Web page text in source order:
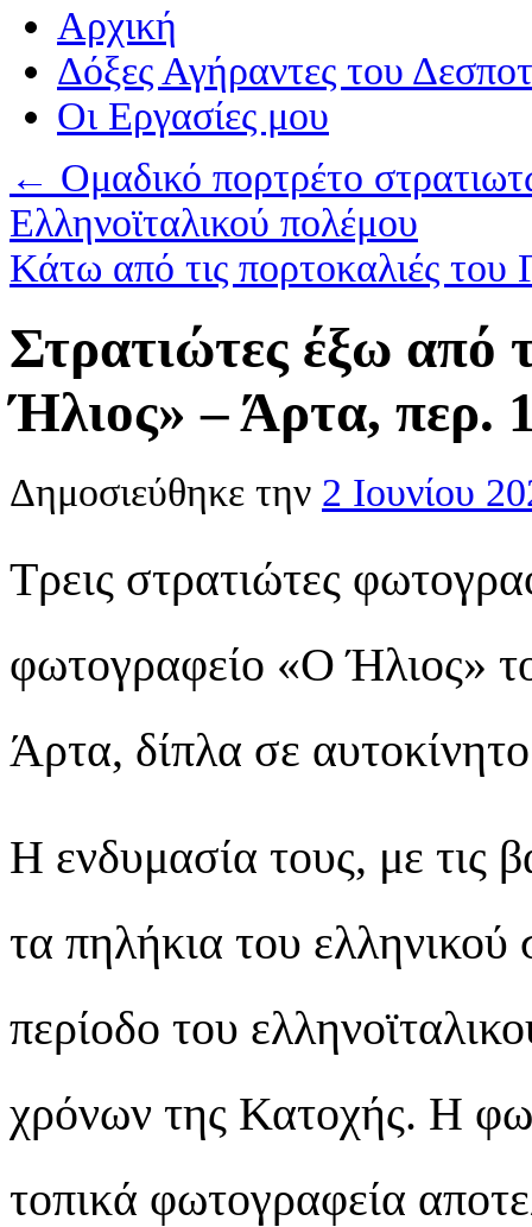
Αρχική
Δόξες Αγήραντες του
Οι Eργασίες μου
← Ομαδικό πορτρέτο
Ελληνοϊταλικού πολέμου
Κάτω από τις πορτοκαλιές του
Στρατιώτες έξω από
Ήλιος» – Άρτα, περ.
Δημοσιεύθηκε την 2 Ιουνίου
Τρεις στρατιώτες
φωτογραφείο «Ο Ήλιος»
Άρτα, δίπλα σε
Η ενδυμασία τους, με τις
τα πηλήκια του
περίοδο του
χρόνων της Κατοχής. Η
τοπικά φωτογραφεία